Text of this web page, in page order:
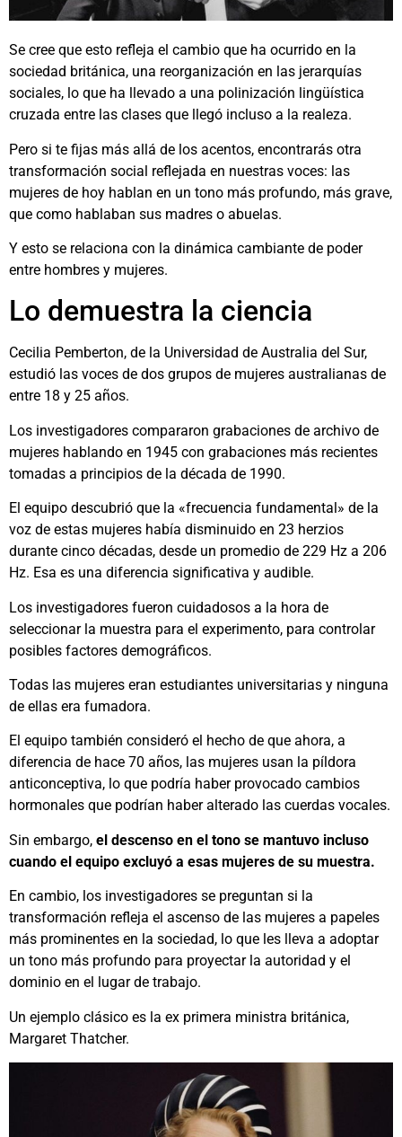
Se cree que esto refleja el cambio que ha ocurrido en la
sociedad británica, una reorganización en las jerarquías
sociales, lo que ha llevado a una polinización lingüística
cruzada entre las clases que llegó incluso a la realeza.
Pero si te fijas más allá de los acentos, encontrarás otra
transformación social reflejada en nuestras voces: las
mujeres de hoy hablan en un tono más profundo, más grave,
que como hablaban sus madres o abuelas.
Y esto se relaciona con la dinámica cambiante de poder
entre hombres y mujeres.
Lo demuestra la ciencia
Cecilia Pemberton, de la Universidad de Australia del Sur,
estudió las voces de dos grupos de mujeres australianas de
entre 18 y 25 años.
Los investigadores compararon grabaciones de archivo de
mujeres hablando en 1945 con grabaciones más recientes
tomadas a principios de la década de 1990.
El equipo descubrió que la «frecuencia fundamental» de la
voz de estas mujeres había disminuido en 23 herzios
durante cinco décadas, desde un promedio de 229 Hz a 206
Hz. Esa es una diferencia significativa y audible.
Los investigadores fueron cuidadosos a la hora de
seleccionar la muestra para el experimento, para controlar
posibles factores demográficos.
Todas las mujeres eran estudiantes universitarias y ninguna
de ellas era fumadora.
El equipo también consideró el hecho de que ahora, a
diferencia de hace 70 años, las mujeres usan la píldora
anticonceptiva, lo que podría haber provocado cambios
hormonales que podrían haber alterado las cuerdas vocales.
Sin embargo, el descenso en el tono se mantuvo incluso
cuando el equipo excluyó a esas mujeres de su muestra.
En cambio, los investigadores se preguntan si la
transformación refleja el ascenso de las mujeres a papeles
más prominentes en la sociedad, lo que les lleva a adoptar
un tono más profundo para proyectar la autoridad y el
dominio en el lugar de trabajo.
Un ejemplo clásico es la ex primera ministra británica,
Margaret Thatcher.